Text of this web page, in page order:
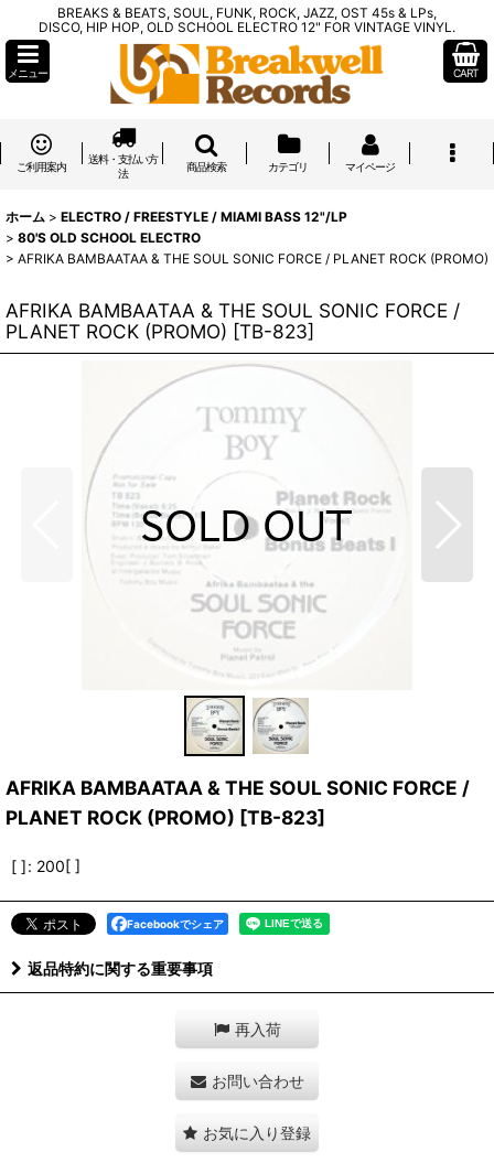
BREAKS & BEATS, SOUL, FUNK, ROCK, JAZZ, OST 45s & LPs,
DISCO, HIP HOP, OLD SCHOOL ELECTRO 12" FOR VINTAGE VINYL.
メニュー CART
ご利用案内
送料・支払い方
法
商品検索 カテゴリ マイページ
ホーム > ELECTRO / FREESTYLE / MIAMI BASS 12"/LP
> 80'S OLD SCHOOL ELECTRO
> AFRIKA BAMBAATAA & THE SOUL SONIC FORCE / PLANET ROCK (PROMO)
AFRIKA BAMBAATAA & THE SOUL SONIC FORCE /
PLANET ROCK (PROMO) [TB-823]
AFRIKA BAMBAATAA & THE SOUL SONIC FORCE /
PLANET ROCK (PROMO) [TB-823]
[ ]: 200[ ]
Facebookでシェア
返品特約に関する重要事項
再入荷
お問い合わせ
お気に入り登録